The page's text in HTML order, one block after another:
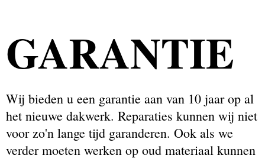
GARANTIE
Wij bieden u een garantie aan van 10 jaar op al
het nieuwe dakwerk. Reparaties kunnen wij niet
voor zo'n lange tijd garanderen. Ook als we
verder moeten werken op oud materiaal kunnen